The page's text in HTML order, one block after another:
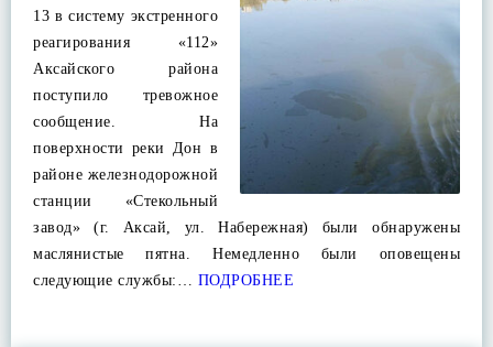
13 в систему экстренного
реагирования «112»
Аксайского района
поступило тревожное
сообщение. На
поверхности реки Дон в
районе железнодорожной
станции «Стекольный
завод» (г. Аксай, ул. Набережная) были обнаружены
маслянистые пятна. Немедленно были оповещены
следующие службы:… ПОДРОБНЕЕ